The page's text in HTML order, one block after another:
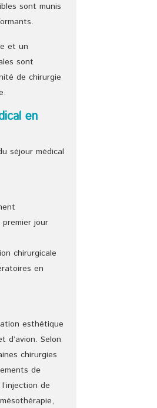
sont munis
et un
sont
de chirurgie
en
séjour médical
jour
chirurgicale
en
esthétique
d’avion. Selon
chirurgies
de
de